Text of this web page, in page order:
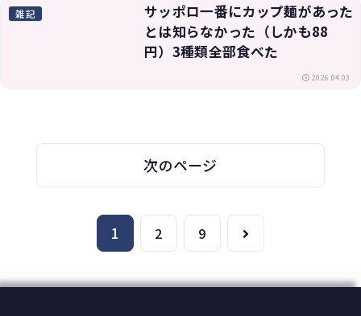
雑記
サッポロ一番にカップ麺があった
とは知らなかった（しかも88
円）3種類全部食べた
2026.04.03
次のページ
1 2 9
次